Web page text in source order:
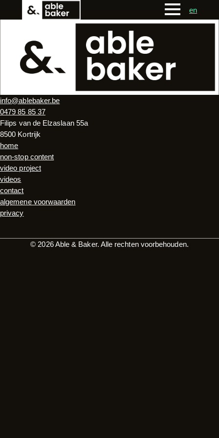
en
info@ablebaker.be
0479 85 85 37
Filips van de Elzaslaan 55a
8500 Kortrijk
home
non-stop content
video project
videos
contact
algemene voorwaarden
privacy
© 2026 Able & Baker. Alle rechten voorbehouden.